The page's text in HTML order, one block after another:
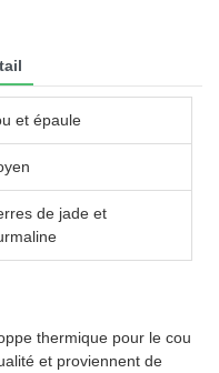
et épaule
de jade et
thermique pour le cou
et proviennent de